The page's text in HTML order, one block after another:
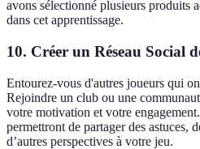
avons sélectionné plusieurs produits
dans cet apprentissage.
10. Créer un Réseau Social
Entourez-vous d'autres joueurs qui
Rejoindre un club ou une
votre motivation et votre
permettront de partager des astuces,
d’autres perspectives à votre jeu.